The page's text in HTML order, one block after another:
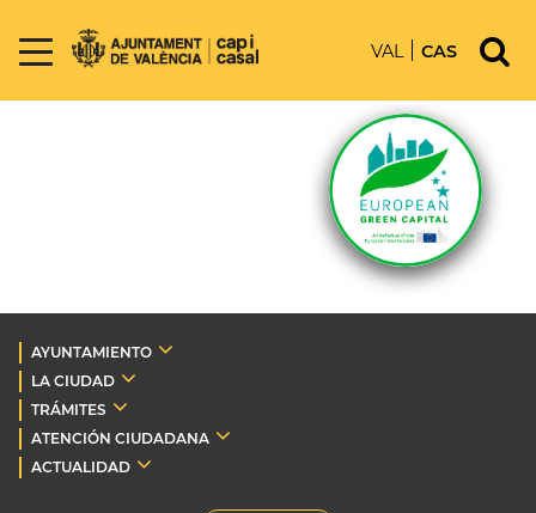
VAL CAS
AYUNTAMIENTO
LA CIUDAD
TRÁMITES
ATENCIÓN CIUDADANA
ACTUALIDAD